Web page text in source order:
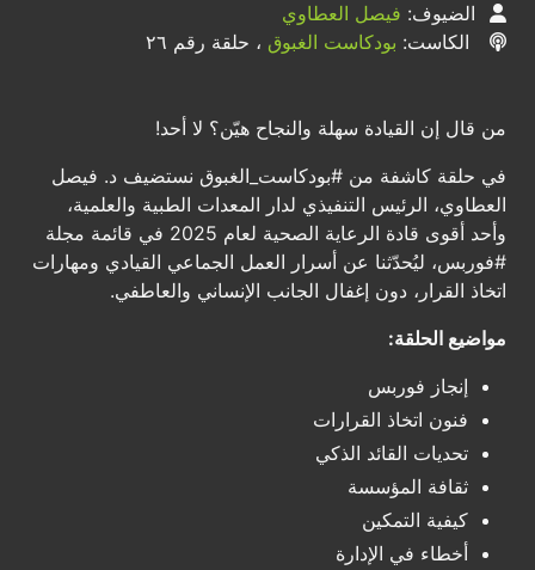
الضيوف: فيصل العطاوي
الكاست: بودكاست الغبوق ، حلقة رقم ٢٦
من قال إن القيادة سهلة والنجاح هيّن؟ لا أحد!
في حلقة كاشفة من #بودكاست_الغبوق نستضيف د. فيصل
العطاوي، الرئيس التنفيذي لدار المعدات الطبية والعلمية،
وأحد أقوى قادة الرعاية الصحية لعام 2025 في قائمة مجلة
#فوربس، ليُحدّثنا عن أسرار العمل الجماعي القيادي ومهارات
اتخاذ القرار، دون إغفال الجانب الإنساني والعاطفي.
مواضيع الحلقة:
إنجاز فوربس
فنون اتخاذ القرارات
تحديات القائد الذكي
ثقافة المؤسسة
كيفية التمكين
أخطاء في الإدارة